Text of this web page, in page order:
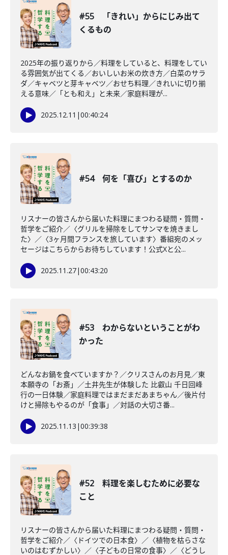
#55 「きれい」からにじみ出て
くるもの
2025年の振り返りから／料理をしていると、料理をしてい
る雰囲気が出てくる／おいしいお米の炊き方／白菜のサラ
ダ／キャベツと芽キャベツ／おせち料理／きれいに切り揃
える意味／「とも和え」と未来／家庭料理が...
2025.12.11 |00:40:24
#54 何を「喜び」とするのか
リスナーの皆さんから届いた料理にまつわる疑問・質問・
哲学をご紹介／〈グリルを掃除をしてサンマを焼きまし
た〉／〈3ヶ月間フランスを旅しています〉番組宛のメッ
セージはこちらからお待ちしています！公式Xと公...
2025.11.27|00:43:20
#53 わからないということがわ
かった
どんなお鍋を食べていますか？／クリスさんのお月見／東
本願寺の「お斎」／土井先生が体験した 比叡山 千日回峰
行の一日体験／家庭料理ではまだまだあまちゃん／後片付
けと掃除もやるのが「食事」／対話の大切さ番...
2025.11.13 |00:39:38
#52 料理を楽しむために必要な
こと
リスナーの皆さんから届いた料理にまつわる疑問・質問・
哲学をご紹介／〈ドイツでの日本食〉／〈植物を枯らさな
いのはむずかしい〉／〈子どもの日常の食事〉／〈どうし